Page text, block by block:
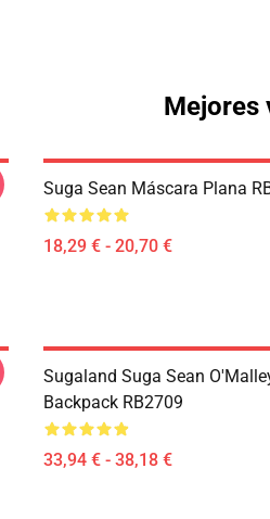
Mejores
Suga Sean Máscara Plana
18,29 € - 20,70 €
Sugaland Suga Sean
Backpack RB2709
33,94 € - 38,18 €